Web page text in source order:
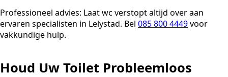
Professioneel advies: Laat wc verstopt altijd over aan
ervaren specialisten in Lelystad. Bel 085 800 4449voor
vakkundige hulp.
Houd Uw Toilet Probleemloos